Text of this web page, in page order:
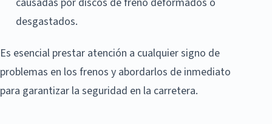
desgastados.
Es esencial prestar atención a cualquier signo de
problemas en los frenos y abordarlos de inmediato
para garantizar la seguridad en la carretera.